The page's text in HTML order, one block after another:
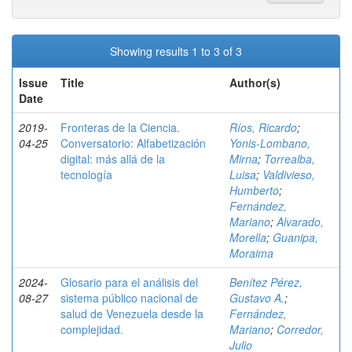
Showing results 1 to 3 of 3
Issue
Date
Title Author(s)
2019-
04-25
Fronteras de la Ciencia.
Conversatorio: Alfabetización
digital: más allá de la
tecnología
Ríos, Ricardo;
Yonis-Lombano,
Mirna; Torrealba,
Luisa; Valdivieso,
Humberto;
Fernández,
Mariano;Alvarado,
Morella; Guanipa,
Moraima
2024-
08-27
Glosario para el análisis del
sistema público nacional de
salud de Venezuela desde la
complejidad.
Benítez Pérez,
Gustavo A.;
Fernández,
Mariano; Corredor,
Julio